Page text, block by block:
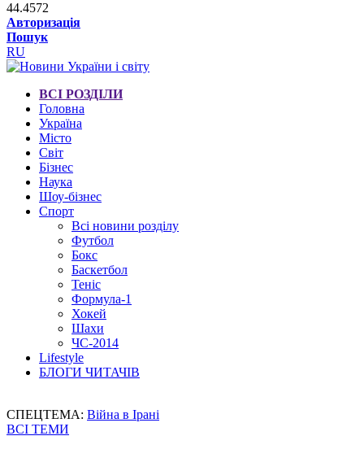
44.4572
Авторизація
Пошук
RU
ВСІ РОЗДІЛИ
Головна
Україна
Місто
Світ
Бізнес
Наука
Шоу-бізнес
Спорт
Всі новини розділу
Футбол
Бокс
Баскетбол
Теніс
Формула-1
Хокей
Шахи
ЧС-2014
Lifestyle
БЛОГИ ЧИТАЧІВ
СПЕЦТЕМА: Війна в Ірані
ВСІ ТЕМИ